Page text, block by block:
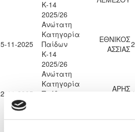
Κ-14
2025/26
11-2025
Ανώτατη
Κατηγορία
Παίδων
Κ-14
2025/26
ΕΘΝΙΚΟΣ
ΑΣΣΙΑΣ2
11-2025
Ανώτατη
Κατηγορία
Παίδων
ΑΡΗΣ 4